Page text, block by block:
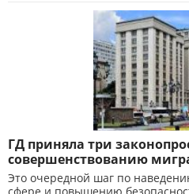
ГД приняла три
совершенствованию
Это очередной шаг по